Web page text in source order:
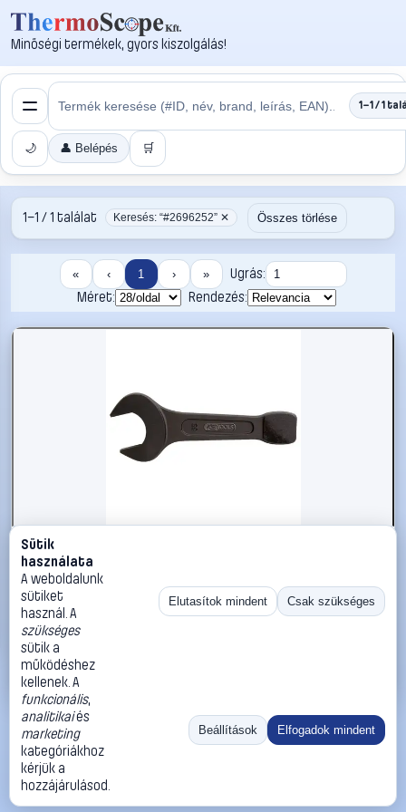
Minőségi termékek, gyors kiszolgálás!
1–1 / 1
🌙 👤 Belépés 🛒
1–1 / 1 találat Keresés: “#2696252” ✕ Összes törlése
« ‹ 1 › »
Ugrás:
Méret:
Rendezés:
#2696252
KS Tools 5170180 517.0180 Ütős csavarkulcs
Kulcsszélesség (metrikus) 80 mm
KS Tools Egyoldalas villáskulcsok
85 990 Ft
Kosárba
«
Ugrás:
Méret:
Rendezés:
©2026
ThermoScope
ÁSZF
Cégbemutató
Sütik
használata
A weboldalunk
sütiket
használ. A
szükséges
sütik a
működéshez
kellenek. A
funkcionális,
analitikaiés
marketing
kategóriákhoz
kérjük a
hozzájárulásod.
Elutasítok mindent Csak szükséges
Beállítások Elfogadok mindent